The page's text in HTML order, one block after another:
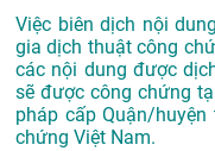
Việc biên dịch nội
gia dịch thuật công
các nội dung được
sẽ được công chứng
pháp cấp Quận/
chứng Việt Nam.